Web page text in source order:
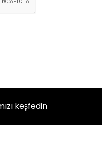
keşfedin